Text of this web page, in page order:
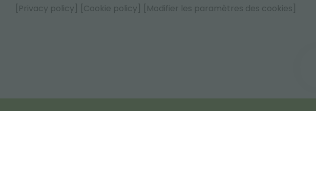
[Privacy policy]
[Cookie policy] [Modifier les paramètres des cookies]